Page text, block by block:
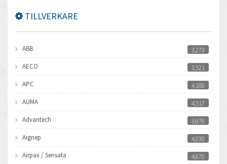
TILLVERKARE
ABB
3,273
AECO
3,521
APC
4,180
AUMA
4,517
Advantech
3,676
Aignep
4,030
Airpax / Sensata
4,670